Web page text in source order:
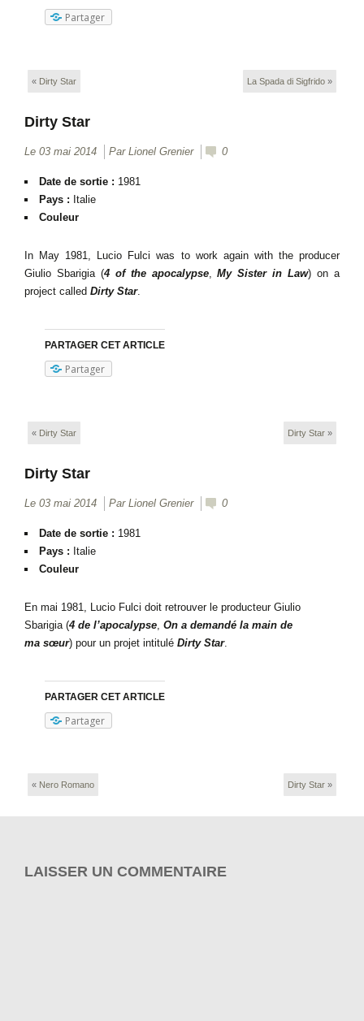
Partager
« Dirty Star La Spada di Sigfrido »
Dirty Star
Le 03 mai 2014 Par Lionel Grenier 0
Date de sortie : 1981
Pays : Italie
Couleur
In May 1981, Lucio Fulci was to work again with the producer
Giulio Sbarigia (4 of the apocalypse,My Sister in Law) on a
project called Dirty Star.
PARTAGER CET ARTICLE
Partager
« Dirty Star Dirty Star »
Dirty Star
Le 03 mai 2014 Par Lionel Grenier 0
Date de sortie : 1981
Pays : Italie
Couleur
En mai 1981, Lucio Fulci doit retrouver le producteur Giulio
Sbarigia (4 de l’apocalypse, On a demandé la main de
ma sœur) pour un projet intitulé Dirty Star.
PARTAGER CET ARTICLE
Partager
« Nero Romano Dirty Star »
LAISSER UN COMMENTAIRE